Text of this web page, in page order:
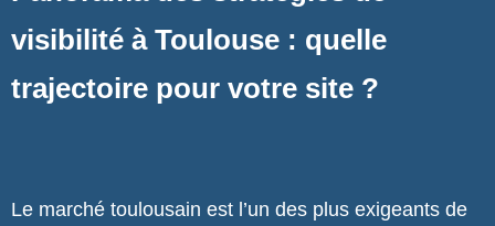
visibilité à Toulouse : quelle
trajectoire pour votre site ?
Le marché toulousain est l’un des plus exigeants de